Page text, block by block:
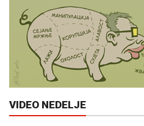
VIDEO NEDELJE